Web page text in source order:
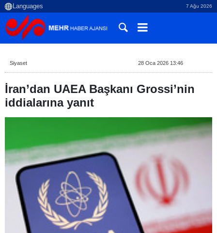
7 Ağu 2026
Siyaset 28 Oca 2026 13:46
İran’dan UAEA Başkanı Grossi’nin
iddialarına yanıt